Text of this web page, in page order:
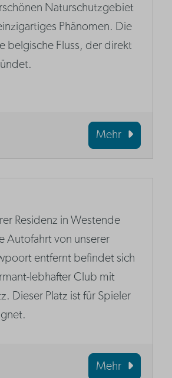
Naturschutzgebiet
Phänomen. Die
belgische Fluss, der direkt
Mehr
Residenz in Westende
Autofahrt von unserer
entfernt befindet sich
lebhafter Club mit
Dieser Platz ist für Spieler
Mehr